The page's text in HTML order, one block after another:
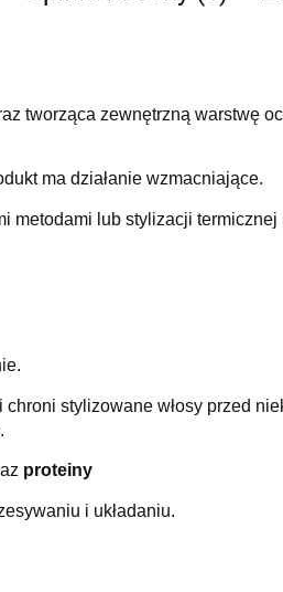
tworząca zewnętrzną warstwę
ma działanie wzmacniające.
metodami lub stylizacji
stylizowane włosy przed
proteiny
i układaniu.